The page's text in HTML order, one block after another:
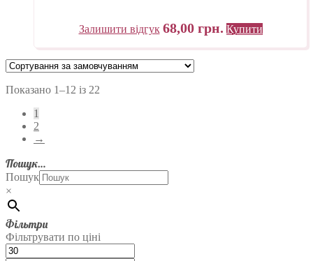
Залишити відгук 68,00 грн. Купити
Показано 1–12 із 22
1
2
→
Пошук…
Пошук
×
Фільтри
Фільтрувати по ціні